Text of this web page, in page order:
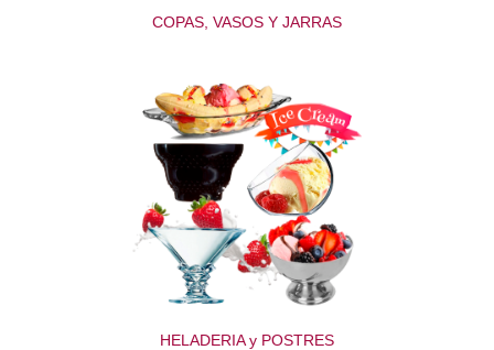
COPAS, VASOS Y JARRAS
HELADERIA y POSTRES